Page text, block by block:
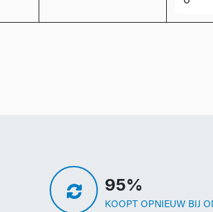
95%
KOOPT OPNIEUW BIJ